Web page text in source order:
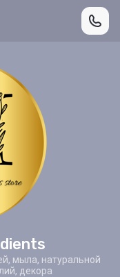
мыла, натуральной
декора